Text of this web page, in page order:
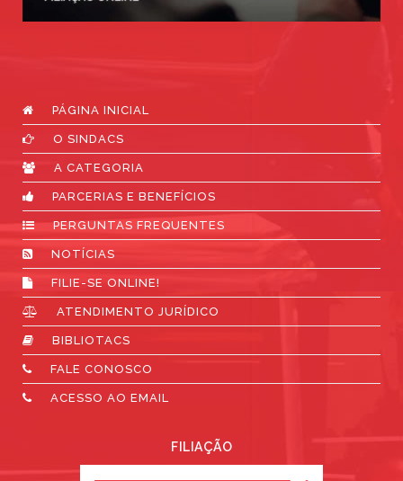
PÁGINA INICIAL
O SINDACS
A CATEGORIA
PARCERIAS E BENEFÍCIOS
PERGUNTAS FREQUENTES
NOTÍCIAS
FILIE-SE ONLINE!
ATENDIMENTO JURÍDICO
BIBLIOTACS
FALE CONOSCO
ACESSO AO EMAIL
FILIAÇÃO